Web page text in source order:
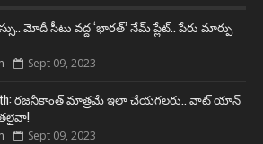
మోదీ సీటు వద్ద ‘భారత్’ నేమ్ ప్లేట్‌.. పేరు మార్పు
Sept 09, 2023
రజనీకాంత్ మాత్రమే ఇలా చేయగలరు.. వాట్ యాన్
Sept 09, 2023